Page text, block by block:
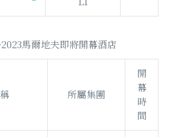
馬爾地夫即將開幕酒店
所屬集團
開
幕
時
間